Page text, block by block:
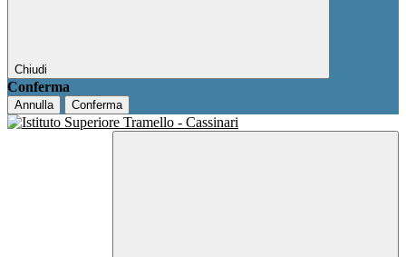
Chiudi
Conferma
Annulla Conferma